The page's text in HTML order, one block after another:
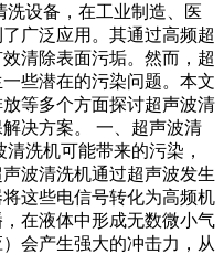
设备，在工业制造、医
广泛应用。其通过高频超
清除表面污垢。然而，超
些潜在的污染问题。本文
等多个方面探讨超声波清
决方案。 一、超声波清
洗机可能带来的污染，
波清洗机通过超声波发生
这些电信号转化为高频机
在液体中形成无数微小气
会产生强大的冲击力，从